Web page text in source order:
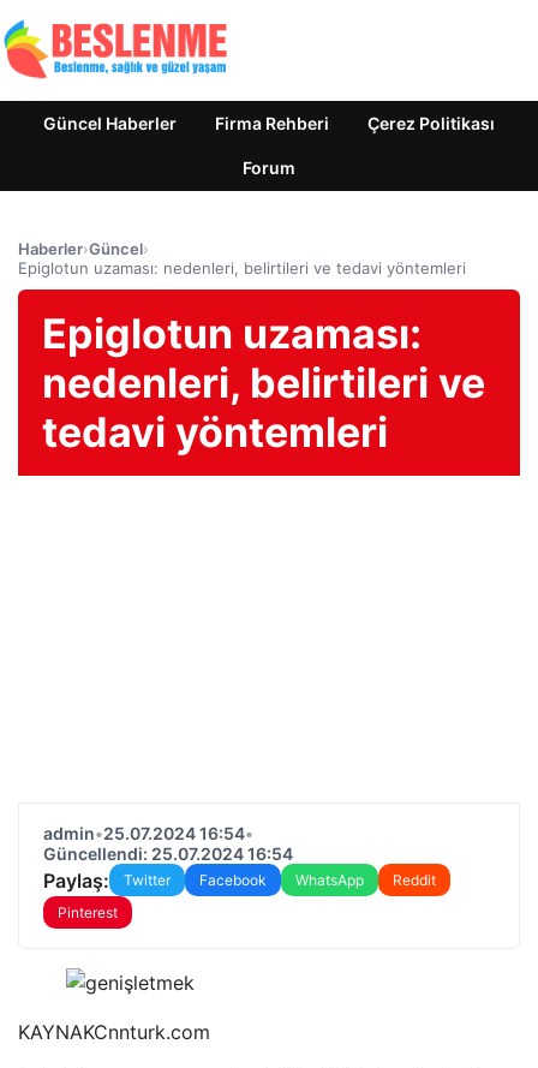
Güncel Haberler Firma Rehberi Çerez Politikası
Forum
Haberler›Güncel›
Epiglotun uzaması: nedenleri, belirtileri ve tedavi yöntemleri
Epiglotun uzaması:
nedenleri, belirtileri ve
tedavi yöntemleri
admin•25.07.2024 16:54•
Güncellendi: 25.07.2024 16:54
Paylaş: Twitter Facebook WhatsApp
Reddit
Pinterest
KAYNAKCnnturk.com